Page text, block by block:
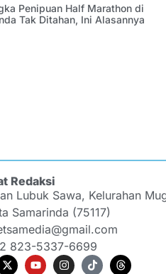
Penipuan Half Marathon di
Tak Ditahan, Ini Alasannya
Redaksi
Lubuk Sawa, Kelurahan
Samarinda (75117)
823-5337-6699